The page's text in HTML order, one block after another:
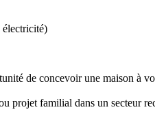
électricité)
de concevoir une maison à
projet familial dans un secteur